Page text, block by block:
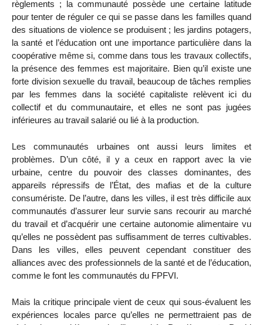
règlements ; la communauté possède une certaine latitude
pour tenter de réguler ce qui se passe dans les familles quand
des situations de violence se produisent ; les jardins potagers,
la santé et l’éducation ont une importance particulière dans la
coopérative même si, comme dans tous les travaux collectifs,
la présence des femmes est majoritaire. Bien qu’il existe une
forte division sexuelle du travail, beaucoup de tâches remplies
par les femmes dans la société capitaliste relèvent ici du
collectif et du communautaire, et elles ne sont pas jugées
inférieures au travail salarié ou lié à la production.
Les communautés urbaines ont aussi leurs limites et
problèmes. D’un côté, il y a ceux en rapport avec la vie
urbaine, centre du pouvoir des classes dominantes, des
appareils répressifs de l’État, des mafias et de la culture
consumériste. De l’autre, dans les villes, il est très difficile aux
communautés d’assurer leur survie sans recourir au marché
du travail et d’acquérir une certaine autonomie alimentaire vu
qu’elles ne possèdent pas suffisamment de terres cultivables.
Dans les villes, elles peuvent cependant constituer des
alliances avec des professionnels de la santé et de l’éducation,
comme le font les communautés du FPFVI.
Mais la critique principale vient de ceux qui sous-évaluent les
expériences locales parce qu’elles ne permettraient pas de